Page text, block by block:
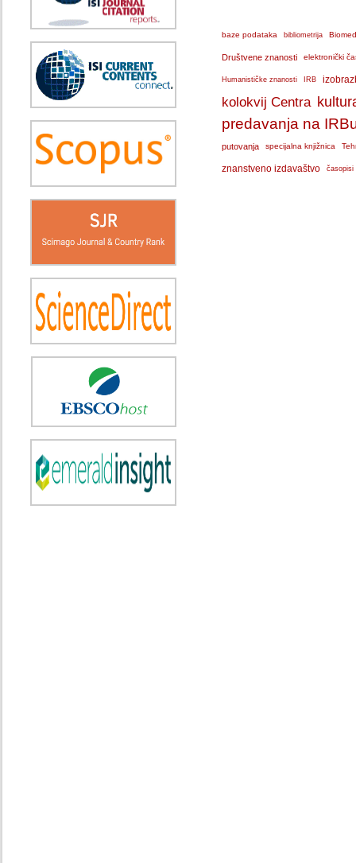
baze podataka bibliometrija
Društvene znanosti elektronički
Humanističke znanosti IRB
kolokvij Centra
predavanja na
putovanja specijalna knjižnica
znanstveno izdavaštvo časopisi